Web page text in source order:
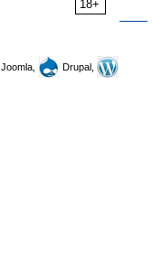
18+
Joomla,
Drupal,